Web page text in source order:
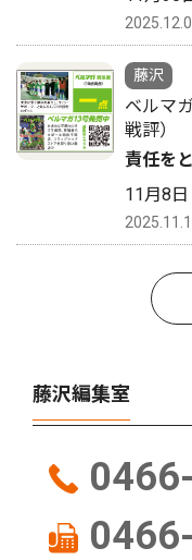
藤沢
ベルマ
戦評）
責任を
11月8
藤沢編集室